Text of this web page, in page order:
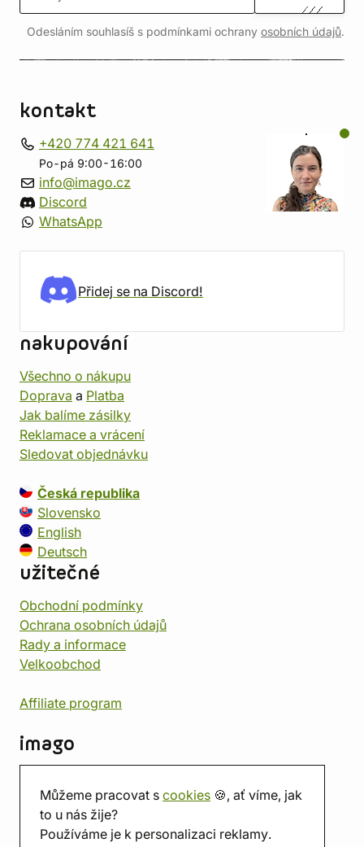
Můžeme pracovat s cookies 🍪, ať víme, jak
to u nás žije?
Používáme je k personalizaci reklamy.
Odesláním souhlasíš s podmínkami ochrany osobních údajů.
kontakt
+420 774 421 641
Po-pá 9:00-16:00
info@imago.cz
Discord
WhatsApp
Přidej se na Discord!
nakupování
Všechno o nákupu
Doprava a Platba
Jak balíme zásilky
Reklamace a vrácení
Sledovat objednávku
Česká republika
Slovensko
English
Deutsch
užitečné
Obchodní podmínky
Ochrana osobních údajů
Rady a informace
Velkoobchod
Affiliate program
imago
Prodejna
Herna
O nás